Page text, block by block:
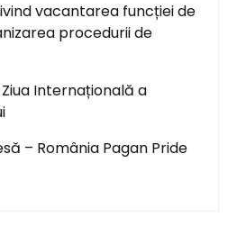
vacantarea funcției de
procedurii de
Internațională a
– România Pagan Pride